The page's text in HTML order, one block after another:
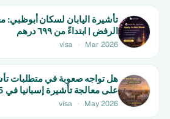
تأشيرة اليابان لسكان أبوظبي:
الرفض | ابتداءً من ٦٩٩ درهم
visa · Mar 2026
هل تواجه صعوبة في متطلبات
الإمارات! | عرض محدود الوقت
visa · May 2026